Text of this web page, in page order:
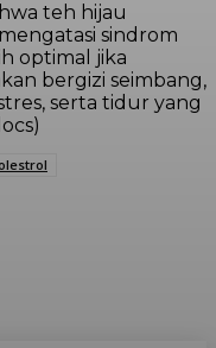
teh hijau
sindrom
optimal jika
bergizi seimbang,
serta tidur yang